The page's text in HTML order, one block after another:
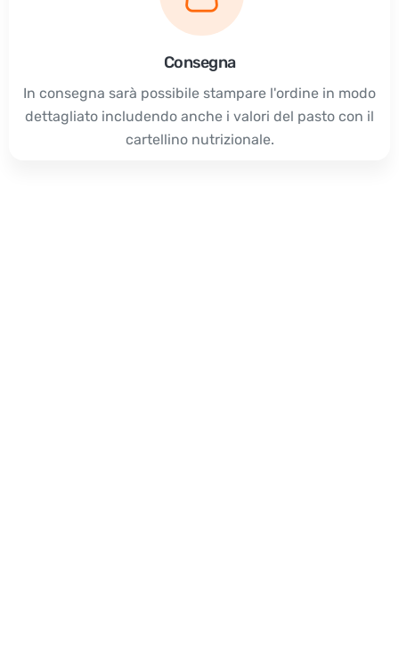
Consegna
In consegna sarà possibile stampare l'ordine in modo
dettagliato includendo anche i valori del pasto con il
cartellino nutrizionale.